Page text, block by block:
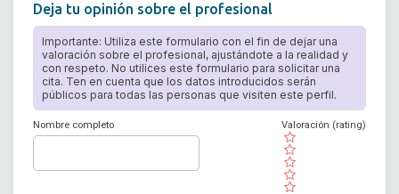
Deja tu opinión sobre el profesional
Importante: Utiliza este formulario con el fin de dejar una
valoración sobre el profesional, ajustándote a la realidad y
con respeto. No utilices este formulario para solicitar una
cita. Ten en cuenta que los datos introducidos serán
públicos para todas las personas que visiten este perfil.
Nombre completo
( )
( )
( )
( )
( )
Valoración (rating)